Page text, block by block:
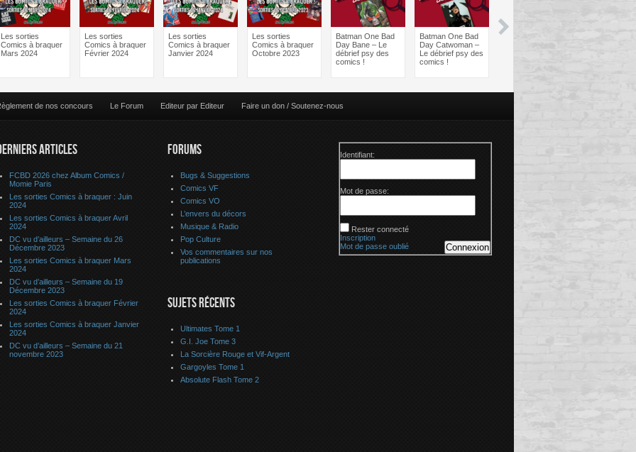
Les sorties
Comics à braquer
Mars 2024
Les sorties
Comics à braquer
Février 2024
Les sorties
Comics à braquer
Janvier 2024
Les sorties
Comics à braquer
Octobre 2023
Batman One Bad
Day Bane – Le
débrief psy des
comics !
Batman One Bad
Day Catwoman –
Le débrief psy des
comics !
de nos concours Le Forum Editeur par Editeur Faire un don / Soutenez-nous
ARTICLES
FCBD 2026 chez Album Comics /
Momie Paris
Les sorties Comics à braquer : Juin
2024
Les sorties Comics à braquer Avril
2024
DC vu d’ailleurs – Semaine du 26
Décembre 2023
Les sorties Comics à braquer Mars
2024
DC vu d’ailleurs – Semaine du 19
Décembre 2023
Les sorties Comics à braquer Février
2024
Les sorties Comics à braquer Janvier
2024
DC vu d’ailleurs – Semaine du 21
novembre 2023
FORUMS
Bugs & Suggestions
Comics VF
Comics VO
L’envers du décors
Musique & Radio
Pop Culture
Vos commentaires sur nos
publications
SUJETS RÉCENTS
Ultimates Tome 1
G.I. Joe Tome 3
La Sorcière Rouge et Vif-Argent
Gargoyles Tome 1
Absolute Flash Tome 2
Identifiant:
Mot de passe:
Rester connecté
Connexion
Inscription
Mot de passe oublié